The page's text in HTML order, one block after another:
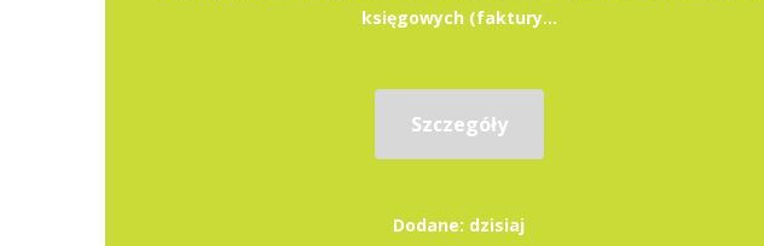
księgowych (faktury...
Szczegóły
Dodane: dzisiaj